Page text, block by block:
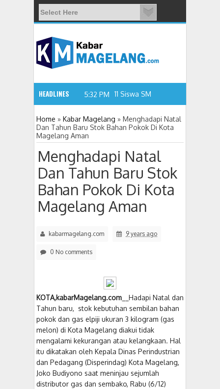
HEADLINES
5:32 PM 11 Siswa SMPN 3 Candimulyo
Home » Kabar Magelang » Menghadapi Natal
Dan Tahun Baru Stok Bahan Pokok Di Kota
Magelang Aman
Menghadapi Natal
Dan Tahun Baru Stok
Bahan Pokok Di Kota
Magelang Aman
kabarmagelang.com 9 years ago
0 No comments
KOTA,kabarMagelang.com __Hadapi Natal dan
Tahun baru, stok kebutuhan sembilan bahan
pokok dan gas elpiji ukuran 3 kilogram (gas
melon) di Kota Magelang diakui tidak
mengalami kekurangan atau kelangkaan. Hal
itu dikatakan oleh Kepala Dinas Perindustrian
dan Pedagang (Disperindag) Kota Magelang,
Joko Budiyono saat meninjau sejumlah
distributor gas dan sembako, Rabu (6/12)